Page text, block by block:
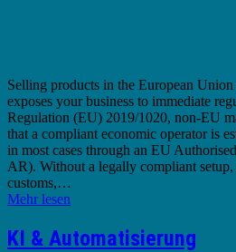
Selling products in the European
exposes your business to immediate
Regulation (EU) 2019/1020, non-EU
that a compliant economic operator is
in most cases through an EU
AR). Without a legally compliant setup,
customs,…
Mehr lesen
KI & Automatisierung